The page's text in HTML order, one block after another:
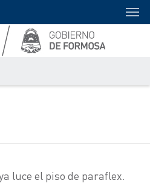
luce el piso de paraflex.